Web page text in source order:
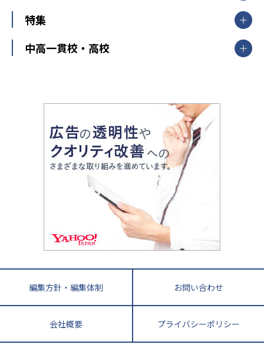
新潟県
中部
愛知県
静岡県
長野県
大阪府
兵庫県 京都府 奈良県
和歌山県
鳥取県
島根県 岡山県 広島県
香川県
高知県
長崎県 熊本県
鹿児島県 沖縄県
個別教室のトライ
武田塾
中学受験
大学受験
教育全般
中学受験に熱心な市区町村ランキング
小学校受験
家庭教師
特集
開成番長直伝！子どもの受験を成功させる方法
運動と遊びを考える
情報Ⅰ、数学が苦手な人注目！最短距離の学力
アップ法
悩み多き「大学受験」相談室
英語・英会話・英検対策
小学校教師が解説！中学受験のリアル
教育ジャーナリストが徹底解説！ 大学受験の羅
中高一貫校・高校
大学入試改革
ママテクエグザム
進化する中高一貫校・高校
編集方針・編集体制 お問い合わせ
会社概要 プライバシーポリシー